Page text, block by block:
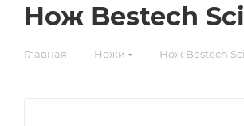
Нож Bestech
Главная — Ножи — Нож Bestech